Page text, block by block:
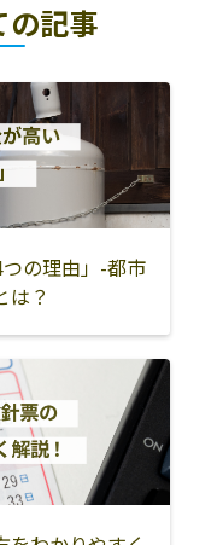
島尻郡与那原町
中頭郡嘉手納町
中頭郡中城村
うるま市
国頭郡東村
石垣市
島尻郡渡嘉敷村
島尻郡渡名喜村
島尻郡伊平屋村
の記事
の理由」-都市
は？